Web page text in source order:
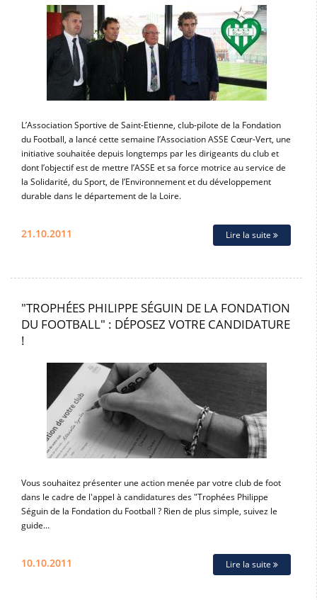
L’Association Sportive de Saint-Etienne, club-pilote de la Fondation
du Football, a lancé cette semaine l’Association ASSE Cœur-Vert, une
initiative souhaitée depuis longtemps par les dirigeants du club et
dont l’objectif est de mettre l’ASSE et sa force motrice au service de
la Solidarité, du Sport, de l’Environnement et du développement
durable dans le département de la Loire.
21.10.2011 Lire la suite
"TROPHÉES PHILIPPE SÉGUIN DE LA FONDATION
DU FOOTBALL" : DÉPOSEZ VOTRE CANDIDATURE
!
Vous souhaitez présenter une action menée par votre club de foot
dans le cadre de l'appel à candidatures des "Trophées Philippe
Séguin de la Fondation du Football ? Rien de plus simple, suivez le
guide...
10.10.2011 Lire la suite